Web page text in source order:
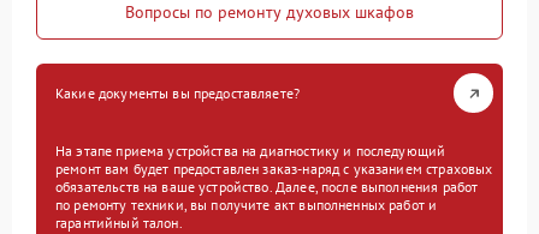
Вопросы по ремонту духовых шкафов
Какие документы вы предоставляете?
На этапе приема устройства на диагностику и последующий
ремонт вам будет предоставлен заказ-наряд с указанием страховых
обязательств на ваше устройство. Далее, после выполнения работ
по ремонту техники, вы получите акт выполненных работ и
гарантийный талон.